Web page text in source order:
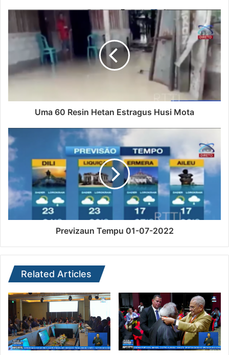
Uma 60 Resin Hetan Estragus Husi Mota
Previzaun Tempu 01-07-2022
Related Articles